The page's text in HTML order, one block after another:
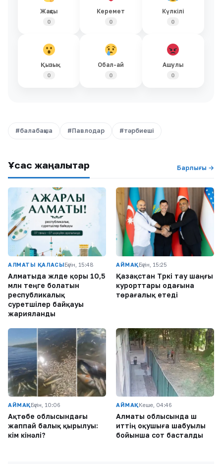
Жақсы
0
Керемет
0
Күлкілі
0
Қызық
0
Обал-ай
0
Ашулы
0
#балабақша #Павлодар #тәрбиеші
Ұқсас жаңалықтар Барлығы →
АЛМАТЫ ҚАЛАСЫБүгін, 15:48
Алматыда жүлде қоры 10,5
млн теңге болатын
республикалық
суретшілер байқауы
жарияланды
АЙМАҚБүгін, 15:25
Қазақстан Түркі тау шаңғы
курорттары одағына
төрағалық етеді
АЙМАҚБүгін, 10:06
Ақтөбе облысындағы
жаппай балық қырылуы:
кім кінәлі?
АЙМАҚКеше, 04:46
Алматы облысында үш
иттің оқушыға шабуылы
бойынша сот басталды